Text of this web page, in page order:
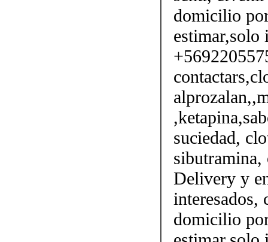
domicilio
estimar,solo
suciedad,
Delivery y
interesados,
domicilio